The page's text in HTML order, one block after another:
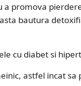
promova
bautura
cu diabet si
astfel incat